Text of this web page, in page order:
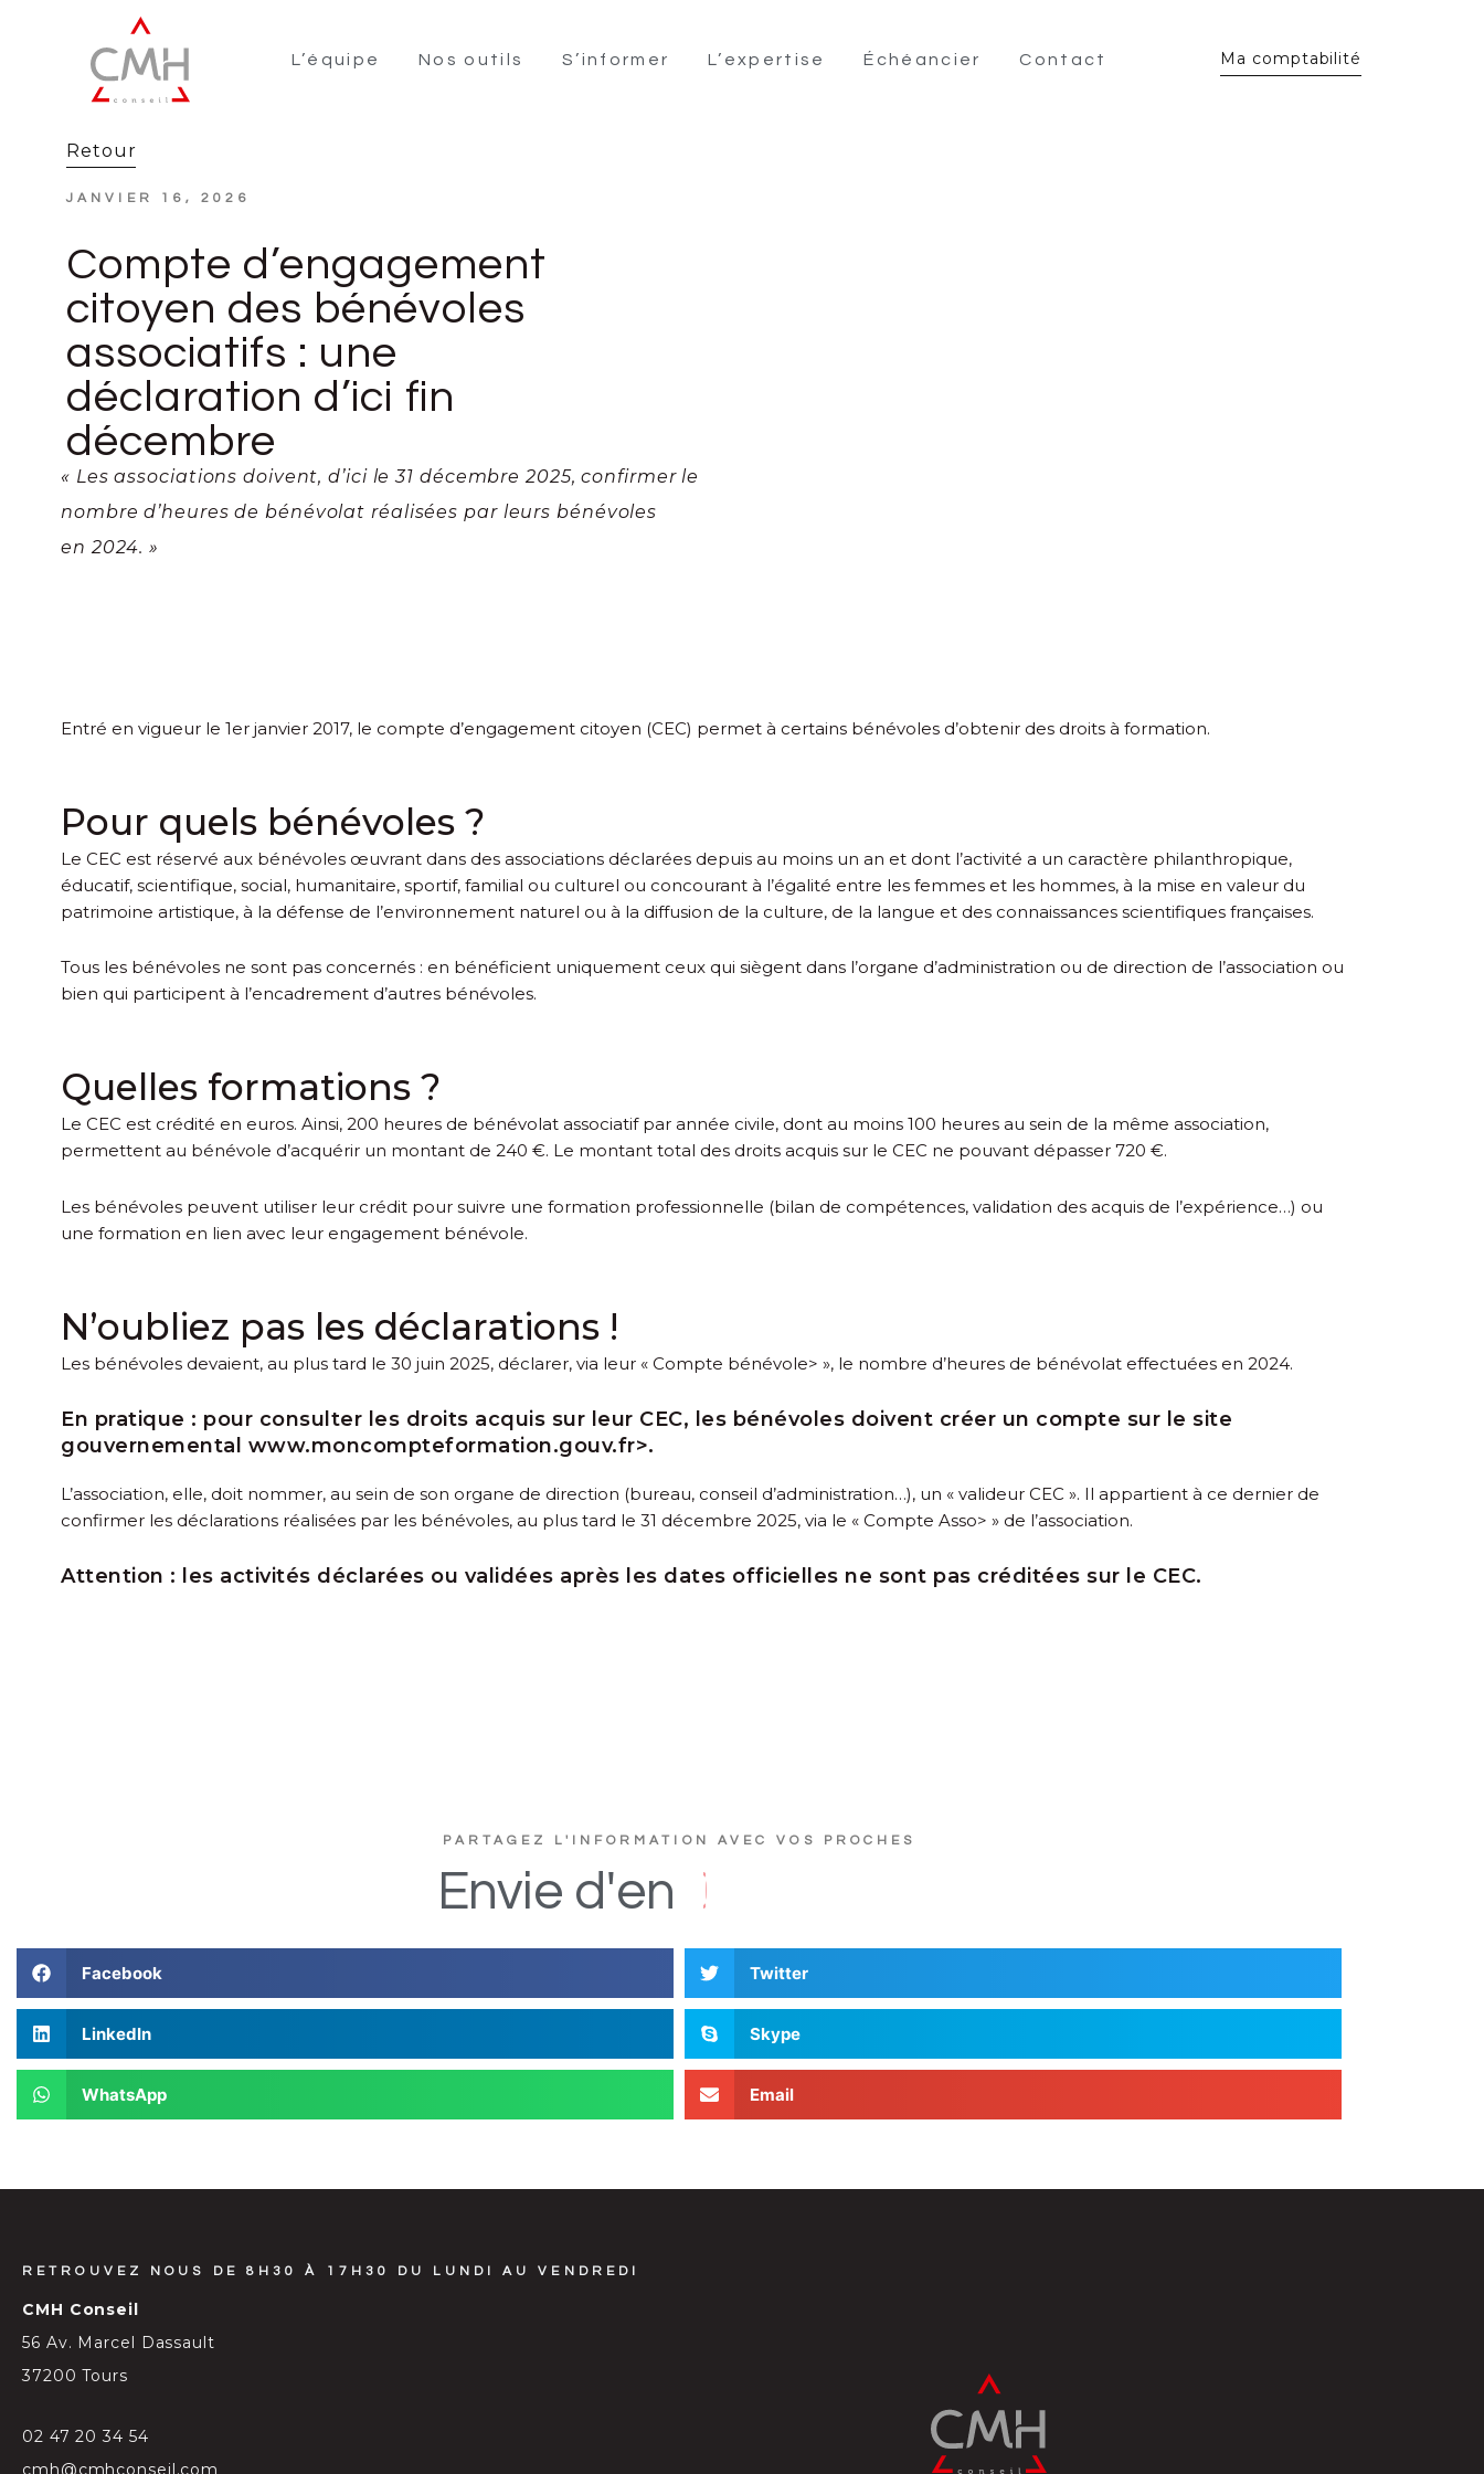
L’équipe Nos outils S’informer L’expertise Échéancier Contact Ma comptabilité
Retour
JANVIER 16, 2026
Compte d’engagement
citoyen des bénévoles
associatifs : une
déclaration d’ici fin
décembre
« Les associations doivent, d’ici le 31 décembre 2025, confirmer le
nombre d’heures de bénévolat réalisées par leurs bénévoles
en 2024. »
Entré en vigueur le 1er janvier 2017, le compte d’engagement citoyen (CEC) permet à certains bénévoles d’obtenir des droits à formation.
Pour quels bénévoles ?
Le CEC est réservé aux bénévoles œuvrant dans des associations déclarées depuis au moins un an et dont l’activité a un caractère philanthropique,
éducatif, scientifique, social, humanitaire, sportif, familial ou culturel ou concourant à l’égalité entre les femmes et les hommes, à la mise en valeur du
patrimoine artistique, à la défense de l’environnement naturel ou à la diffusion de la culture, de la langue et des connaissances scientifiques françaises.
Tous les bénévoles ne sont pas concernés : en bénéficient uniquement ceux qui siègent dans l’organe d’administration ou de direction de l’association ou
bien qui participent à l’encadrement d’autres bénévoles.
Quelles formations ?
Le CEC est crédité en euros. Ainsi, 200 heures de bénévolat associatif par année civile, dont au moins 100 heures au sein de la même association,
permettent au bénévole d’acquérir un montant de 240 €. Le montant total des droits acquis sur le CEC ne pouvant dépasser 720 €.
Les bénévoles peuvent utiliser leur crédit pour suivre une formation professionnelle (bilan de compétences, validation des acquis de l’expérience…) ou
une formation en lien avec leur engagement bénévole.
N’oubliez pas les déclarations !
Les bénévoles devaient, au plus tard le 30 juin 2025, déclarer, via leur « Compte bénévole> », le nombre d’heures de bénévolat effectuées en 2024.
En pratique : pour consulter les droits acquis sur leur CEC, les bénévoles doivent créer un compte sur le site
gouvernemental www.moncompteformation.gouv.fr>.
L’association, elle, doit nommer, au sein de son organe de direction (bureau, conseil d’administration…), un « valideur CEC ». Il appartient à ce dernier de
confirmer les déclarations réalisées par les bénévoles, au plus tard le 31 décembre 2025, via le « Compte Asso> » de l’association.
Attention : les activités déclarées ou validées après les dates officielles ne sont pas créditées sur le CEC.
PARTAGEZ L'INFORMATION AVEC VOS PROCHES
Envie d'en D
Facebook Twitter
LinkedIn Skype
WhatsApp Email
RETROUVEZ NOUS DE 8H30 À 17H30 DU LUNDI AU VENDREDI
CMH Conseil
56 Av. Marcel Dassault
37200 Tours
02 47 20 34 54
cmh@cmhconseil.com